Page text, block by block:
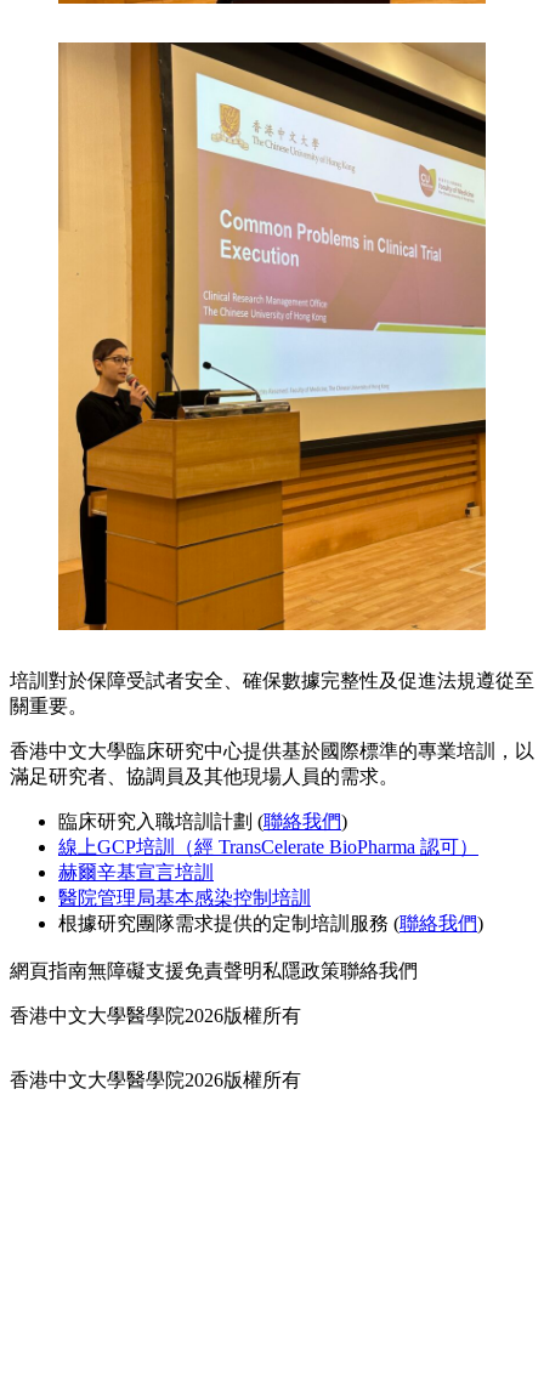
培訓對於保障受試者安全、確保數據完整性及促進法規遵從至
關重要。
香港中文大學臨床研究中心提供基於國際標準的專業培訓，以
滿足研究者、協調員及其他現場人員的需求。
臨床研究入職培訓計劃 (聯絡我們)
線上GCP培訓（經 TransCelerate BioPharma 認可）
赫爾辛基宣言培訓
醫院管理局基本感染控制培訓
根據研究團隊需求提供的定制培訓服務 (聯絡我們)
網頁指南無障礙支援免責聲明私隱政策聯絡我們
香港中文大學醫學院2026版權所有
香港中文大學醫學院2026版權所有